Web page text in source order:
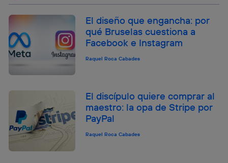
El diseño que engancha: por
qué Bruselas cuestiona a
Facebook e Instagram
Raquel Roca Cabades
El discípulo quiere comprar al
maestro: la opa de Stripe por
PayPal
Raquel Roca Cabades